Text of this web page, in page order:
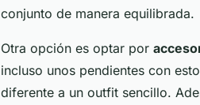
conjunto de manera equilibrada.
Otra opción es optar por
incluso unos pendientes con
diferente a un outfit sencillo.